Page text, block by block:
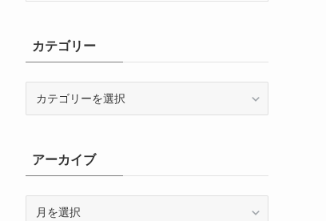
カテゴリー
ーアーカイブ